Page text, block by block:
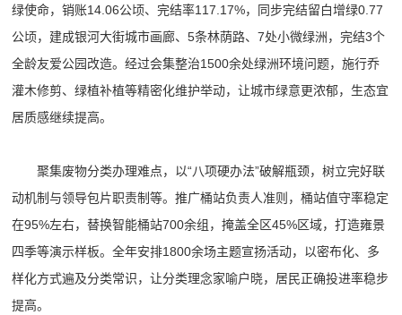
绿使命，销账14.06公顷、完结率117.17%，同步完结留白增绿0.77
公顷，建成银河大街城市画廊、5条林荫路、7处小微绿洲，完结3个
全龄友爱公园改造。经过会集整治1500余处绿洲环境问题，施行乔
灌木修剪、绿植补植等精密化维护举动，让城市绿意更浓郁，生态宜
居质感继续提高。
聚集废物分类办理难点，以“八项硬办法”破解瓶颈，树立完好联
动机制与领导包片职责制等。推广桶站负责人准则，桶站值守率稳定
在95%左右，替换智能桶站700余组，掩盖全区45%区域，打造雍景
四季等演示样板。全年安排1800余场主题宣扬活动，以密布化、多
样化方式遍及分类常识，让分类理念家喻户晓，居民正确投进率稳步
提高。